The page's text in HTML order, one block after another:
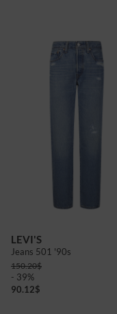
LEVI'S
Jeans 501 '90s
150.20$
- 39%
90.12$